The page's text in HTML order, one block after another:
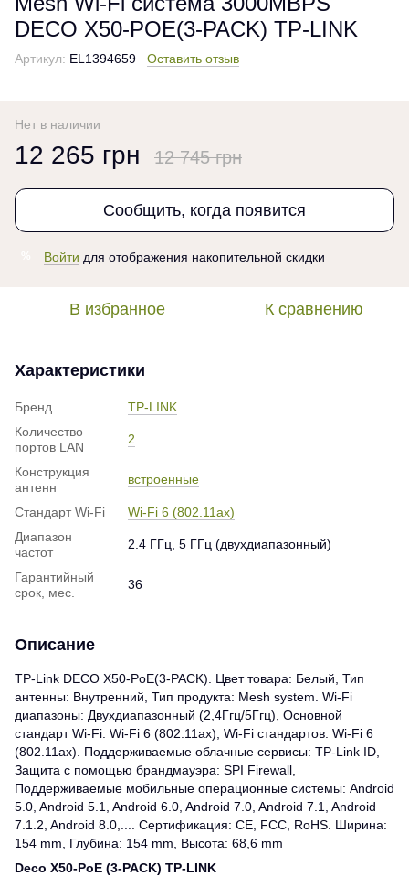
DECO X50-POE(3-PACK) TP-LINK
Артикул: EL1394659 Оставить отзыв
Нет в наличии
12 265 грн 12 745 грн
Сообщить, когда появится
Войти для отображения накопительной скидки
В избранное К сравнению
Характеристики
Бренд
TP-LINK
Количество
портов LAN
2
Конструкция
антенн
встроенные
Стандарт Wi-Fi
Wi-Fi 6 (802.11ax)
Диапазон
частот
2.4 ГГц, 5 ГГц (двухдиапазонный)
Гарантийный
срок, мес.
36
Описание
TP-Link DECO X50-PoE(3-PACK). Цвет товара: Белый, Тип
антенны: Внутренний, Тип продукта: Mesh system. Wi-Fi
диапазоны: Двухдиапазонный (2,4Ггц/5Ггц), Основной
стандарт Wi-Fi: Wi-Fi 6 (802.11ax), Wi-Fi стандартов: Wi-Fi 6
(802.11ax). Поддерживаемые облачные сервисы: TP-Link ID,
Защита с помощью брандмауэра: SPI Firewall,
Поддерживаемые мобильные операционные системы: Android
5.0, Android 5.1, Android 6.0, Android 7.0, Android 7.1, Android
7.1.2, Android 8.0,.... Сертификация: CE, FCC, RoHS. Ширина:
154 mm, Глубина: 154 mm, Высота: 68,6 mm
Deco X50-PoE (3-PACK) TP-LINK